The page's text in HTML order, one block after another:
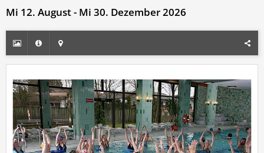
Mi 12. August - Mi 30. Dezember 2026